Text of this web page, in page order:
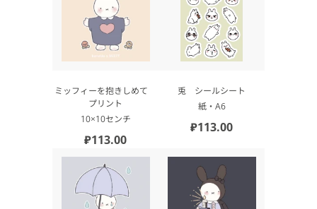
ミッフィーを抱きしめて
プリント
10×10センチ
₽113.00
兎 シールシート
紙・А6
₽113.00